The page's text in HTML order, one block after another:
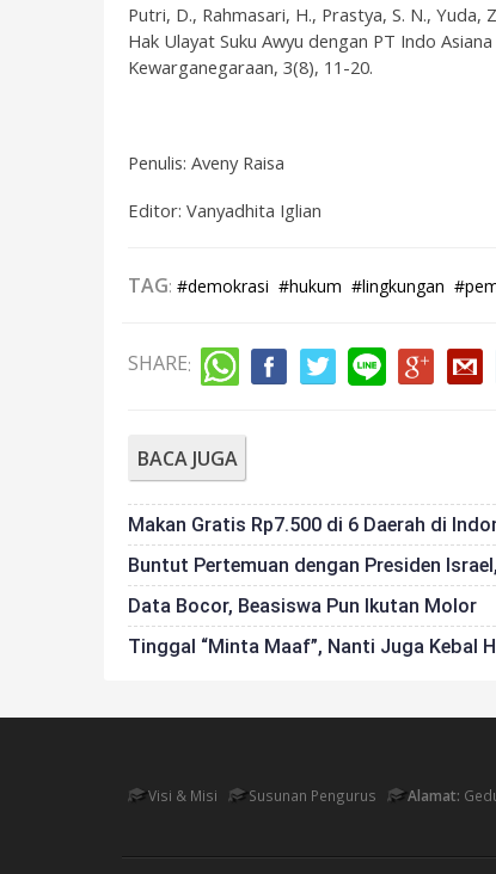
Putri, D., Rahmasari, H., Prastya, S. N., Yuda,
Hak Ulayat Suku Awyu dengan PT Indo
Kewarganegaraan, 3(8), 11-20.
Penulis: Aveny Raisa
Editor: Vanyadhita Iglian
TAG: #demokrasi #hukum #lingkungan
SHARE:
BACA JUGA
Makan Gratis Rp7.500 di 6 Daerah di
Buntut Pertemuan dengan Presiden
Data Bocor, Beasiswa Pun Ikutan Molor
Tinggal “Minta Maaf”, Nanti Juga Kebal
Visi & Misi Susunan Pengurus Alamat: